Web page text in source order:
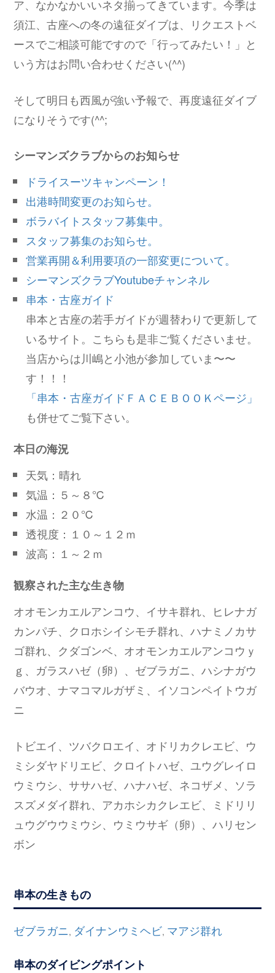
ア、なかなかいいネタ揃ってきています。今季は
須江、古座への冬の遠征ダイブは、リクエストベ
ースでご相談可能ですので「行ってみたい！」と
いう方はお問い合わせください(^^)
そして明日も西風が強い予報で、再度遠征ダイブ
になりそうです(^^;
シーマンズクラブからのお知らせ
ドライスーツキャンペーン！
出港時間変更のお知らせ。
ボラバイトスタッフ募集中。
スタッフ募集のお知らせ。
営業再開＆利用要項の一部変更について。
シーマンズクラブYoutubeチャンネル
串本・古座ガイド
串本と古座の若手ガイドが週替わりで更新して
いるサイト。こちらも是非ご覧くださいませ。
当店からは川嶋と小池が参加していま〜〜
す！！！
「串本・古座ガイドＦＡＣＥＢＯＯＫページ」
も併せてご覧下さい。
本日の海況
天気：晴れ
気温：５～８℃
水温：２０℃
透視度：１０～１２ｍ
波高：１～２ｍ
観察された主な生き物
オオモンカエルアンコウ、イサキ群れ、ヒレナガ
カンパチ、クロホシイシモチ群れ、ハナミノカサ
ゴ群れ、クダゴンベ、オオモンカエルアンコウｙ
ｇ、ガラスハゼ（卵）、ゼブラガニ、ハシナガウ
バウオ、ナマコマルガザミ、イソコンペイトウガ
ニ
トビエイ、ツバクロエイ、オドリカクレエビ、ウ
ミシダヤドリエビ、クロイトハゼ、ユウグレイロ
ウミウシ、ササハゼ、ハナハゼ、ネコザメ、ソラ
スズメダイ群れ、アカホシカクレエビ、ミドリリ
ュウグウウミウシ、ウミウサギ（卵）、ハリセン
ボン
串本の生きもの
ゼブラガニ, ダイナンウミヘビ, マアジ群れ
串本のダイビングポイント